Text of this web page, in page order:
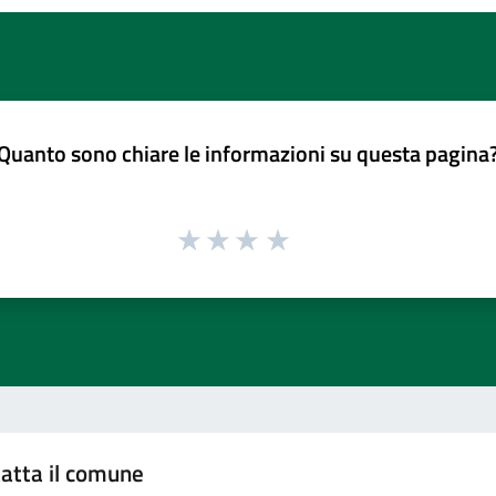
sono chiare le informazioni su questa
il comune